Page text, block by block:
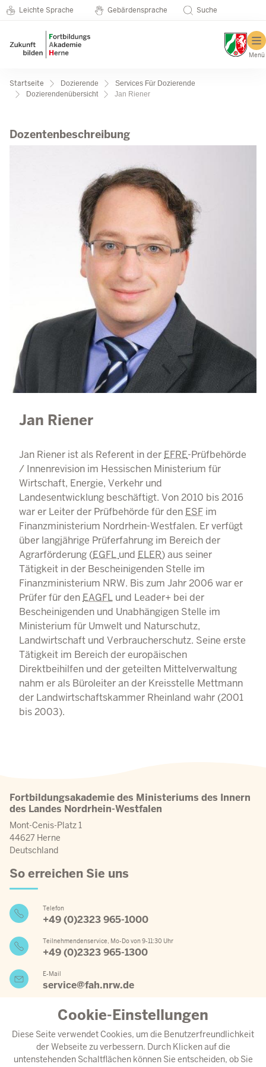
Direkt zum Inhalt Seminarkatalog
Metanavigation
Leichte Sprache Gebärdensprache Suche
Menü
Pfadnavigation
Startseite Dozierende
Services Für Dozierende
Dozierendenübersicht
Jan Riener
Jan Riener
Dozentenbeschreibung
Jan Riener
Jan Riener ist als Referent in der EFRE-Prüfbehörde
/ Innenrevision im Hessischen Ministerium für
Wirtschaft, Energie, Verkehr und
Landesentwicklung beschäftigt. Von 2010 bis 2016
war er Leiter der Prüfbehörde für den ESF im
Finanzministerium Nordrhein-Westfalen. Er verfügt
über langjährige Prüferfahrung im Bereich der
Agrarförderung (EGFL und ELER) aus seiner
Tätigkeit in der Bescheinigenden Stelle im
Finanzministerium NRW. Bis zum Jahr 2006 war er
Prüfer für den EAGFL und Leader+ bei der
Bescheinigenden und Unabhängigen Stelle im
Ministerium für Umwelt und Naturschutz,
Landwirtschaft und Verbraucherschutz. Seine erste
Tätigkeit im Bereich der europäischen
Direktbeihilfen und der geteilten Mittelverwaltung
nahm er als Büroleiter an der Kreisstelle Mettmann
der Landwirtschaftskammer Rheinland wahr (2001
bis 2003).
Fortbildungsakademie des Ministeriums des Innern
des Landes Nordrhein-Westfalen
Mont-Cenis-Platz 1
44627 Herne
Deutschland
So erreichen Sie uns
Telefon
+49 (0)2323 965-1000
Teilnehmendenservice, Mo-Do von 9-11:30 Uhr
+49 (0)2323 965-1300
E-Mail
service@fah.nrw.de
Wichtige Links
Jahresprogramm 2026
Cookie-Einstellungen
Diese Seite verwendet Cookies, um die Benutzerfreundlichkeit
der Webseite zu verbessern. Durch Klicken auf die
untenstehenden Schaltflächen können Sie entscheiden, ob Sie